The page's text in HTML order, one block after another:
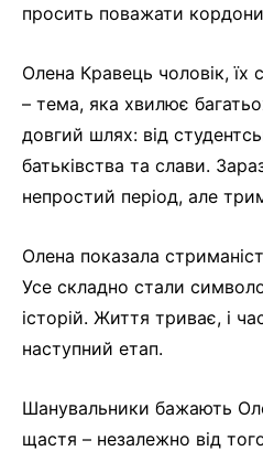
просить поважати
Олена Кравець чоловік, їх
– тема, яка хвилює
довгий шлях: від
батьківства та слави.
непростий період, але
Олена показала
Усе складно стали
історій. Життя триває, і
наступний етап.
Шанувальники бажають
щастя – незалежно від